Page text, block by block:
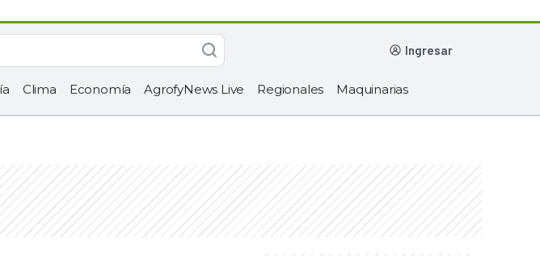
ingresar
Clima Economía AgrofyNews Live Regionales Maquinarias